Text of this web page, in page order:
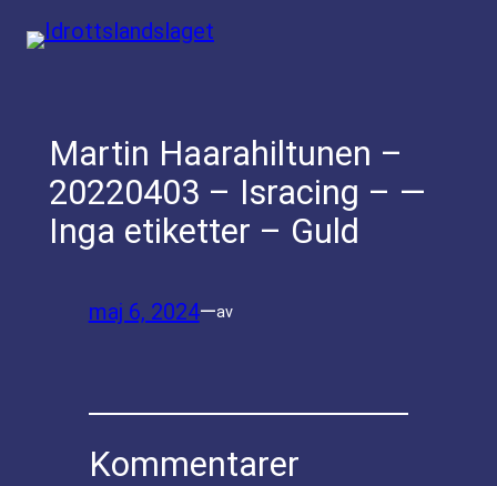
Hoppa
Martin Haarahiltunen –
20220403 – Isracing – —
Inga etiketter – Guld
maj 6, 2024—av
Kommentarer